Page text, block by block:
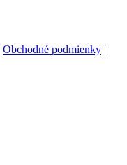
Obchodné podmienky |